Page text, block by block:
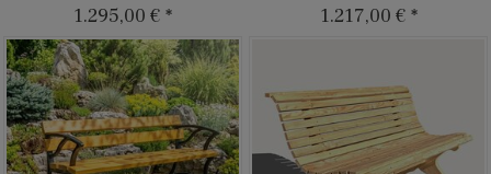
1.295,00 € * 1.217,00 € *